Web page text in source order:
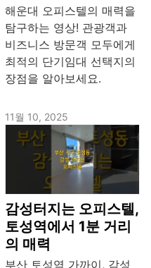
해운대 오피스텔의 매력을
탐구하는 영상! 관광객과
비즈니스 방문객 모두에게
최적의 단기임대 선택지의
장점을 알아보세요.
11월 10, 2025
감성터지는 오피스텔,
토성역에서 1분 거리
의 매력
부산 토성역 가까이, 감성